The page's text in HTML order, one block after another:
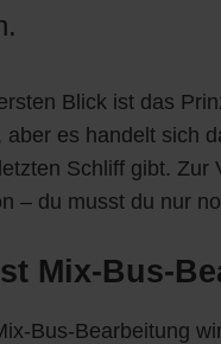
Blick ist das
aber es handelt sich
Schliff gibt. Zur
– du musst du nur
Mix-Bus-
Bus-Bearbeitung